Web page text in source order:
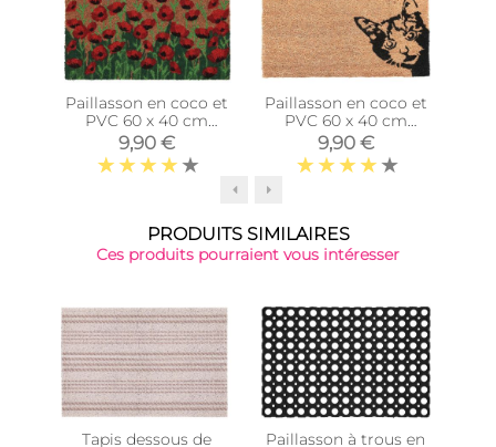
Paillasson en coco et
PVC 60 x 40 cm
(Coquelicots)
9,90 €
Paillasson en coco et
PVC 60 x 40 cm
(Chat)
9,90 €
PRODUITS SIMILAIRES
Ces produits pourraient vous intéresser
Tapis dessous de
Paillasson à trous en